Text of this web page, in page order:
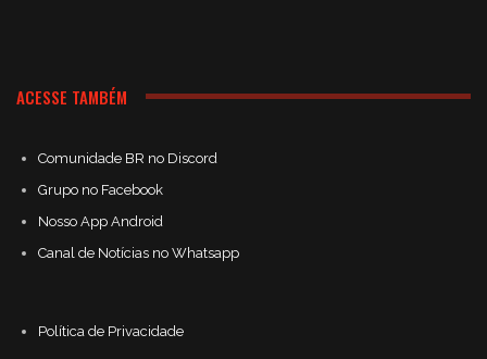
ACESSE TAMBÉM
Comunidade BR no Discord
Grupo no Facebook
Nosso App Android
Canal de Notícias no Whatsapp
Política de Privacidade